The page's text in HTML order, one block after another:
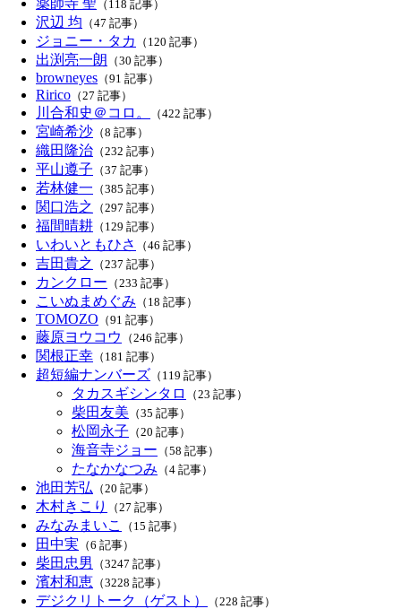
薬師寺 聖 （118 記事）
沢辺 均 （47 記事）
ジョニー・タカ （120 記事）
出渕亮一朗 （30 記事）
browneyes （91 記事）
Ririco （27 記事）
川合和史＠コロ。 （422 記事）
宮崎希沙 （8 記事）
織田隆治 （232 記事）
平山遵子 （37 記事）
若林健一 （385 記事）
関口浩之 （297 記事）
福間晴耕 （129 記事）
いわいともひさ （46 記事）
吉田貴之 （237 記事）
カンクロー （233 記事）
こいぬまめぐみ （18 記事）
TOMOZO （91 記事）
藤原ヨウコウ （246 記事）
関根正幸 （181 記事）
超短編ナンバーズ （119 記事）
タカスギシンタロ （23 記事）
柴田友美 （35 記事）
松岡永子 （20 記事）
海音寺ジョー （58 記事）
たなかなつみ （4 記事）
池田芳弘 （20 記事）
木村きこり （27 記事）
みなみまいこ （15 記事）
田中実 （6 記事）
柴田忠男 （3247 記事）
濱村和恵 （3228 記事）
デジクリトーク（ゲスト） （228 記事）